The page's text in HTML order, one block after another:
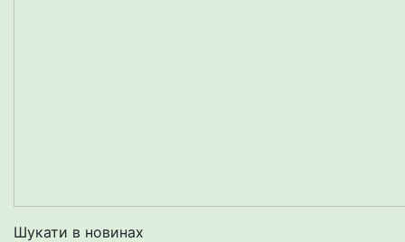
Шукати в новинах